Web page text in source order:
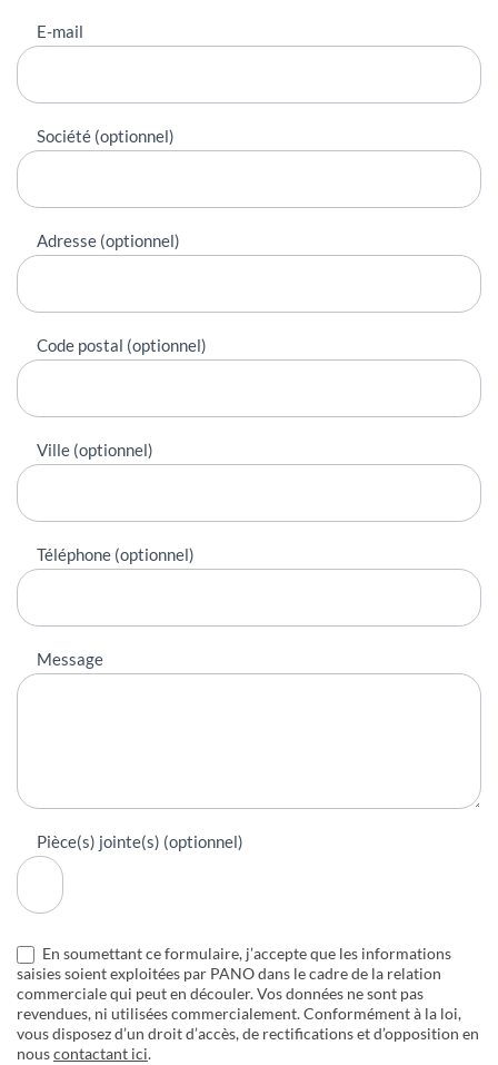
E-mail
Société (optionnel)
Adresse (optionnel)
Code postal (optionnel)
Ville (optionnel)
Téléphone (optionnel)
Message
Pièce(s) jointe(s) (optionnel)
En soumettant ce formulaire, j’accepte que les informations
saisies soient exploitées par PANO dans le cadre de la relation
commerciale qui peut en découler. Vos données ne sont pas
revendues, ni utilisées commercialement. Conformément à la loi,
vous disposez d’un droit d’accès, de rectifications et d’opposition en
nouscontactant ici.